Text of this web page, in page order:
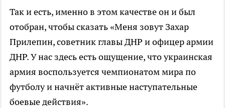
Так и есть, именно в этом качестве он и был
отобран, чтобы сказать «Меня зовут Захар
Прилепин, советник главы ДНР и офицер армии
ДНР. У нас здесь есть ощущение, что украинская
армия воспользуется чемпионатом мира по
футболу и начнёт активные наступательные
боевые действия».